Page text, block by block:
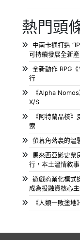
熱門頭
中南卡通打造
可持續發展全新
全新動作 RPG
行
《Alpha
X/S
《阿特蘭晶核
索
螢幕角落裏的溫
馬來西亞影史票
行，本土溫情敘
遊戲商業化模式
成為投融資核心
《人類一敗塗